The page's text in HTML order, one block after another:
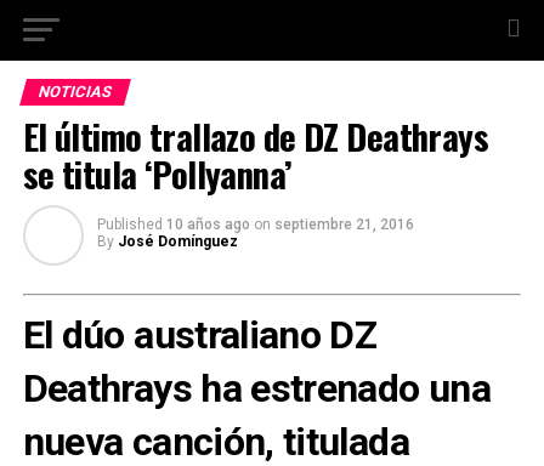
NOTICIAS
El último trallazo de DZ Deathrays
se titula ‘Pollyanna’
Published 10 años ago on septiembre 21, 2016
By José Domínguez
El dúo australiano DZ
Deathrays ha estrenado una
nueva canción, titulada